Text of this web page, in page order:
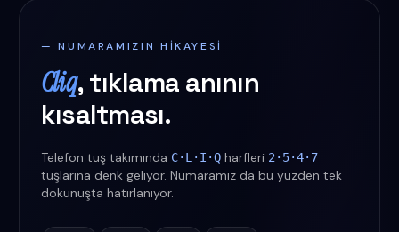
— NUMARAMIZIN HIKAYESI
Cliq, tıklama anının
kısaltması.
Telefon tuş takımında C·L·I·Q harfleri 2·5·4·7
tuşlarına denk geliyor. Numaramız da bu yüzden tek
dokunuşta hatırlanıyor.